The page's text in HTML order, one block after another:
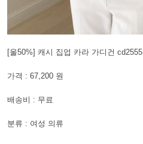
[울50%] 캐시 집업 카라 가디건 cd2555
가격 : 67,200 원
배송비 : 무료
분류 : 여성 의류